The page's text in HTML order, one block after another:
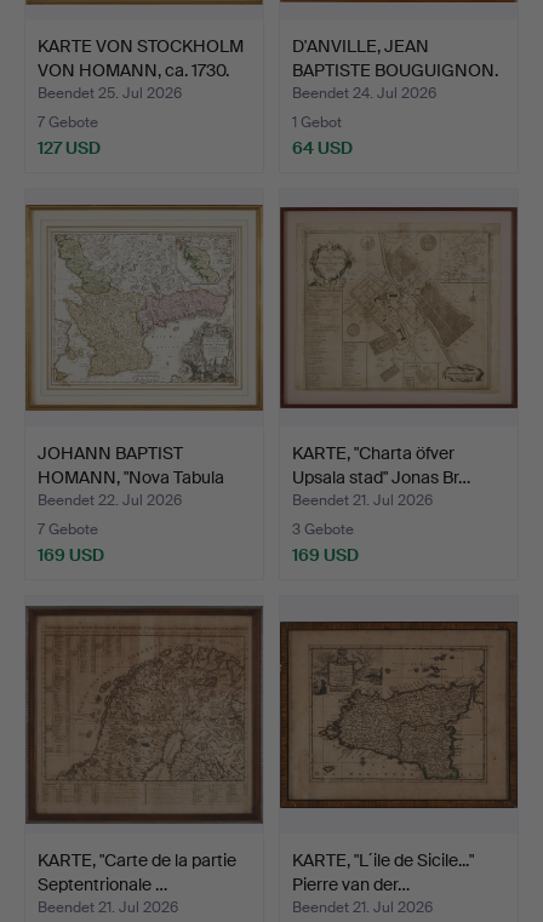
KARTE VON STOCKHOLM
VON HOMANN, ca. 1730.
Beendet 25. Jul 2026
7 Gebote
127 USD
D'ANVILLE, JEAN
BAPTISTE BOUGUIGNON.
Karte…
Beendet 24. Jul 2026
1 Gebot
64 USD
JOHANN BAPTIST
HOMANN, "Nova Tabula
Scania…
Beendet 22. Jul 2026
7 Gebote
169 USD
KARTE, "Charta öfver
Upsala stad" Jonas Br…
Beendet 21. Jul 2026
3 Gebote
169 USD
KARTE, "Carte de la partie
Septentrionale …
Beendet 21. Jul 2026
KARTE, "L´ile de Sicile..."
Pierre van der…
Beendet 21. Jul 2026